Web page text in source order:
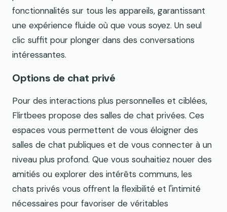
fonctionnalités sur tous les appareils, garantissant
une expérience fluide où que vous soyez. Un seul
clic suffit pour plonger dans des conversations
intéressantes.
Options de chat privé
Pour des interactions plus personnelles et ciblées,
Flirtbees propose des salles de chat privées. Ces
espaces vous permettent de vous éloigner des
salles de chat publiques et de vous connecter à un
niveau plus profond. Que vous souhaitiez nouer des
amitiés ou explorer des intérêts communs, les
chats privés vous offrent la flexibilité et l'intimité
nécessaires pour favoriser de véritables